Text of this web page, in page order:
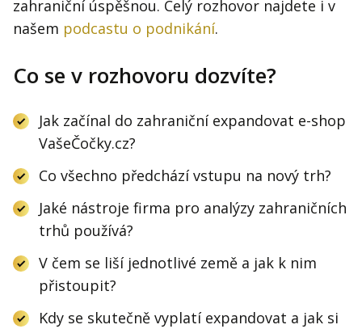
zahraniční úspěšnou. Celý rozhovor najdete i v
našem podcastu o podnikání.
Co se v rozhovoru dozvíte?
Jak začínal do zahraniční expandovat e-shop
VašeČočky.cz?
Co všechno předchází vstupu na nový trh?
Jaké nástroje firma pro analýzy zahraničních
trhů používá?
V čem se liší jednotlivé země a jak k nim
přistoupit?
Kdy se skutečně vyplatí expandovat a jak si